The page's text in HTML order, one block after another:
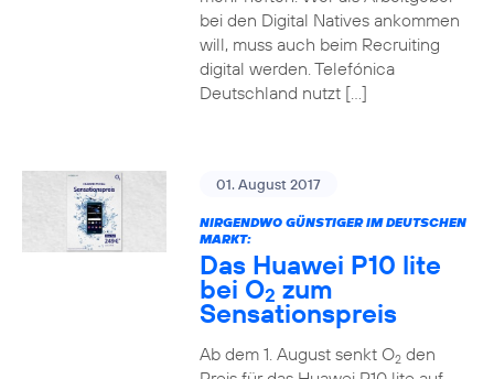
bei den Digital Natives ankommen
will, muss auch beim Recruiting
digital werden. Telefónica
Deutschland nutzt […]
01. August 2017
NIRGENDWO GÜNSTIGER IM DEUTSCHEN
MARKT:
Das Huawei P10 lite
bei O2 zum
Sensationspreis
Ab dem 1. August senkt O2den